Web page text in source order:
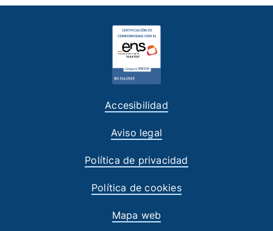
Accesibilidad
Aviso legal
Política de privacidad
Política de cookies
Mapa web